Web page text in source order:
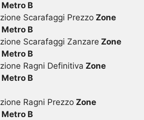
B
Scarafaggi Prezzo Zone
B
Scarafaggi Zanzare Zone
B
Ragni Definitiva Zone
B
Ragni Prezzo Zone
B